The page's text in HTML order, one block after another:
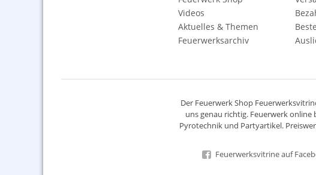
Videos
Aktuelles & Themen
Feuerwerksarchiv
Der Feuerwerk Shop
uns genau richtig. Feuerwerk online
Pyrotechnikund Partyartikel.
Feuerwerksvitrine auf